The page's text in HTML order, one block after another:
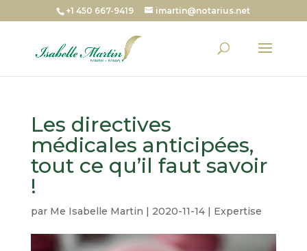
+1 450 667-9419 imartin@notarius.net
Les directives
médicales anticipées,
tout ce qu’il faut savoir
!
par Me Isabelle Martin | 2020-11-14| Expertise